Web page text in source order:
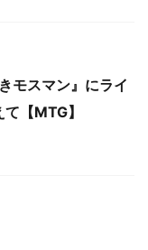
モスマン』にライ
【MTG】